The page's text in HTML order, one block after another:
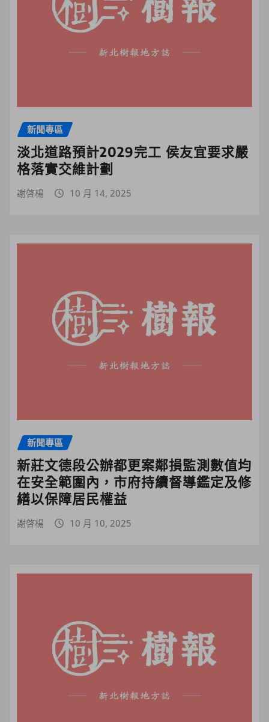
新聞專區
淡北道路預計2029完工 侯友宜要求嚴
格落實交維計劃
謝啓楊 10 月 14, 2025
新聞專區
新莊文德段公辦都更案鄰損監測數值均
在安全範圍內，市府持續督導鑑定及修
繕以保障居民權益
謝啓楊 10 月 10, 2025